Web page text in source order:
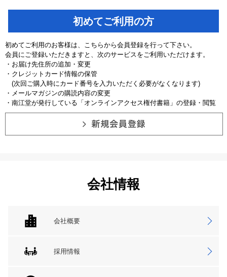
初めてご利用の方
初めてご利用のお客様は、こちらから会員登録を行って下さい。
会員にご登録いただきますと、次のサービスをご利用いただけます。
・お届け先住所の追加・変更
・クレジットカード情報の保管
(次回ご購入時にカード番号を入力いただく必要がなくなります)
・メールマガジンの購読内容の変更
・南江堂が発行している「オンラインアクセス権付書籍」の登録・閲覧
会社情報
会社概要
採用情報